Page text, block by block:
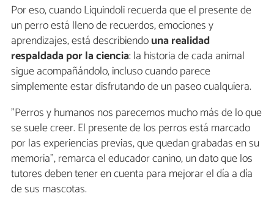
Por eso, cuando Liquindoli recuerda que el presente de
un perro está lleno de recuerdos, emociones y
aprendizajes, está describiendouna realidad
respaldada por la ciencia: la historia de cada animal
sigue acompañándolo, incluso cuando parece
simplemente estar disfrutando de un paseo cualquiera.
"Perros y humanos nos parecemos mucho más de lo que
se suele creer. El presente de los perros está marcado
por las experiencias previas, que quedan grabadas en su
memoria", remarca el educador canino, un dato que los
tutores deben tener en cuenta para mejorar el día a día
de sus mascotas.